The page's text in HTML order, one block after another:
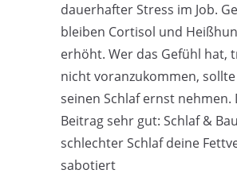
dauerhafter Stress im Job.
bleiben Cortisol und
erhöht. Wer das Gefühl hat,
nicht voranzukommen,
seinen Schlaf ernst nehmen.
Beitrag sehr gut: Schlaf &
schlechter Schlaf deine
sabotiert